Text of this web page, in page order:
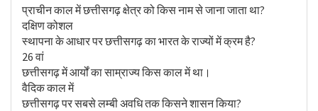
प्राचीन काल में छत्तीसगढ़ क्षेत्र को किस नाम से जाना जाता था?
दक्षिण कोशल
स्थापना के आधार पर छत्तीसगढ़ का भारत के राज्यों में क्रम है?
26 वां
छत्तीसगढ़ में आर्यों का साम्राज्य किस काल में था।
वैदिक काल में
छत्तीसगढ़ पर सबसे लम्बी अवधि तक किसने शासन किया?